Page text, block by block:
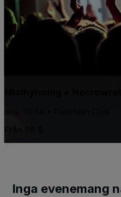
ons, 10-14 • Puschkin Club
Inga evenemang